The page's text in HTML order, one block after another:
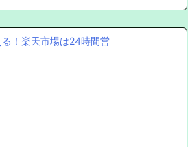
！楽天市場は24時間営